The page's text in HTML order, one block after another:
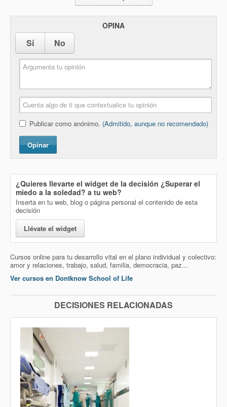
OPINA
Sí No
Publicar como anónimo. (Admitido, aunque no recomendado)
Opinar
¿Quieres llevarte el widget de la decisión ¿Superar el
miedo a la soledad? a tu web?
Inserta en tu web, blog o página personal el contenido de esta
decisión
Llévate el widget
Cursos online para tu desarrollo vital en el plano individual y colectivo:
amor y relaciones, trabajo, salud, familia, democracia, paz...
Ver cursos en Dontknow School of Life
DECISIONES RELACIONADAS